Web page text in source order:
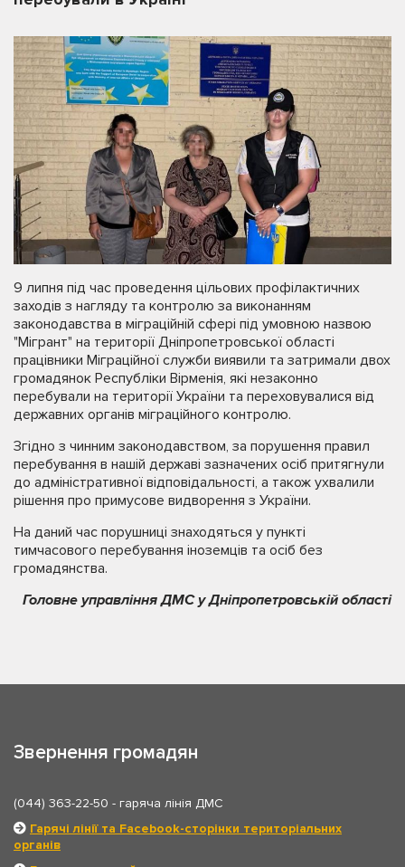
9 липня під час проведення цільових профілактичних
заходів з нагляду та контролю за виконанням
законодавства в міграційній сфері під умовною назвою
"Мігрант" на території Дніпропетровської області
працівники Міграційної служби виявили та затримали двох
громадянок Республіки Вірменія, які незаконно
перебували на території України та переховувалися від
державних органів міграційного контролю.
Згідно з чинним законодавством, за порушення правил
перебування в нашій державі зазначених осіб притягнули
до адміністративної відповідальності, а також ухвалили
рішення про примусове видворення з України.
На даний час порушниці знаходяться у пункті
тимчасового перебування іноземців та осіб без
громадянства.
Головне управління ДМС у Дніпропетровській області
Звернення громадян
(044) 363-22-50 - гаряча лінія ДМС
Гарячі лінії та Facebook-сторінки територіальних
органів